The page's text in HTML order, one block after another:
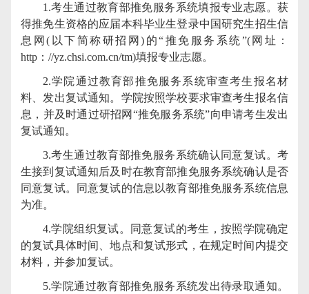
1.考生通过教育部推免服务系统填报专业志愿。获
得推免生资格的应届本科毕业生登录中国研究生招生信
息网 ( 以下简称研招网 ) 的“推免服务系统”(网址：
http ： //yz.chsi.com.cn/tm)填报专业志愿。
2.学院通过教育部推免服务系统审查考生报名材
料、发出复试通知。学院按照学校要求审查考生报名信
息，并及时通过研招网“推免服务系统”向申请考生发出
复试通知。
3.考生通过教育部推免服务系统确认同意复试。考
生接到复试通知后及时在教育部推免服务系统确认是否
同意复试。同意复试的信息以教育部推免服务系统信息
为准。
4.学院组织复试。同意复试的考生，按照学院确定
的复试具体时间、地点和复试形式，在规定时间内提交
材料，并参加复试。
5.学院通过教育部推免服务系统发出待录取通知。